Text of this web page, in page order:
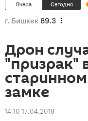
Вчера Сегодня
г. Бишкек 89.3
Дрон
"призрак"
замке
14:10 17.04.2018